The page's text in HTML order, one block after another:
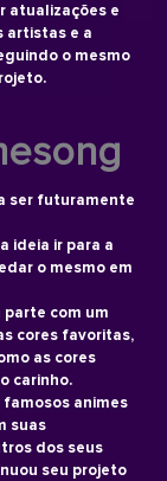
atualizações e
artistas e a
o mesmo
ser futuramente
ideia ir para a
o mesmo em
parte com um
cores favoritas,
as cores
carinho.
animes
suas
dos seus
seu projeto